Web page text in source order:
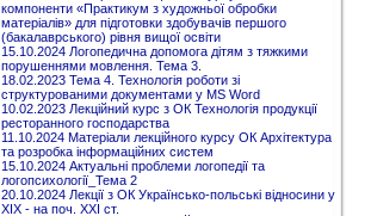
компоненти «Практикум з художньої обробки
матеріалів» для підготовки здобувачів першого
(бакалаврського) рівня вищої освіти
15.10.2024 Логопедична допомога дітям з тяжкими
порушеннями мовлення. Тема 3.
18.02.2023 Тема 4. Технологія роботи зі
структурованими документами у MS Word
10.02.2023 Лекційний курс з ОК Технологія продукції
ресторанного господарства
11.10.2024 Матеріали лекційного курсу ОК Архітектура
та розробка інформаційних систем
15.10.2024 Актуальні проблеми логопедії та
логопсихології_Тема 2
20.10.2024 Лекції з ОК Українсько-польські відносини у
ХІХ - на поч. ХХІ ст.